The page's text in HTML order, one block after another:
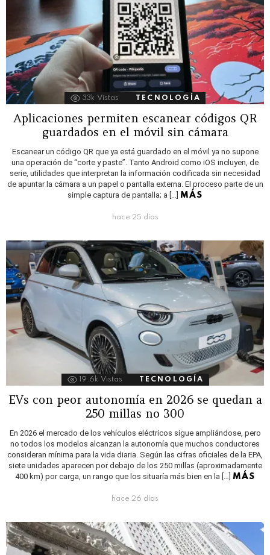
33k Vistas TECNOLOGÍA
Aplicaciones permiten escanear códigos QR
guardados en el móvil sin cámara
Escanear un código QR que ya está guardado en el móvil ya no supone
una operación de “corte y paste”. Tanto Android como iOS incluyen, de
serie, utilidades que interpretan la información codificada sin necesidad
de apuntar la cámara a un papel o pantalla externa. El proceso parte de un
simple captura de pantalla; a […] MÁS
hace 25 días
19.6k Vistas TECNOLOGÍA
EVs con peor autonomía en 2026 se quedan a
250 millas no 300
En 2026 el mercado de los vehículos eléctricos sigue ampliándose, pero
no todos los modelos alcanzan la autonomía que muchos conductores
consideran mínima para la vida diaria. Según las cifras oficiales de la EPA,
siete unidades aparecen por debajo de los 250 millas (aproximadamente
400 km) por carga, un rango que los situaría más bien en la […]
MÁS
hace 26 días